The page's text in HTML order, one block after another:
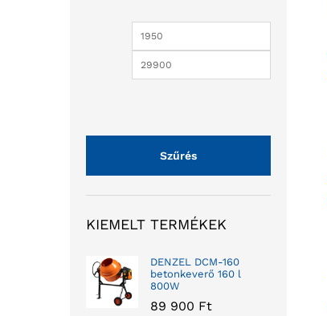
Szűrés
KIEMELT TERMÉKEK
DENZEL DCM-160
betonkeverő 160 l
800W
89 900 Ft